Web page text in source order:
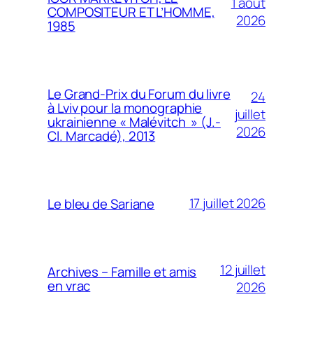
COMPOSITEUR ET L’HOMME,
1985
2026
Le Grand-Prix du Forum du livre
à Lviv pour la monographie
ukrainienne « Malévitch » (J.-
Cl. Marcadé), 2013
24
juillet
2026
Le bleu de Sariane 17 juillet 2026
Archives – Famille et amis
en vrac
12 juillet
2026